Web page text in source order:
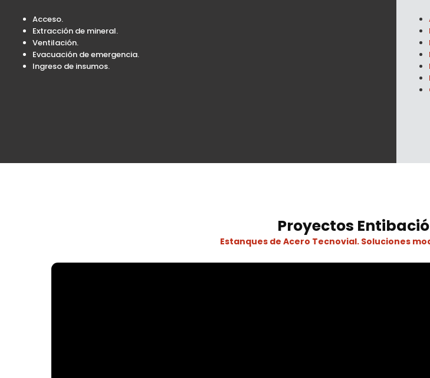
Acceso.
Extracción de mineral.
Ventilación.
Evacuación de emergencia.
Ingreso de insumos.
Proyectos
Estanques de Acero Tecnovial. Soluciones